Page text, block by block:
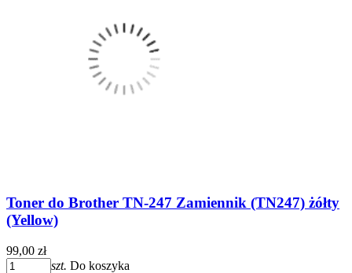
Toner do Brother TN-247 Zamiennik (TN247) żółty
(Yellow)
99,00 zł
szt. Do koszyka